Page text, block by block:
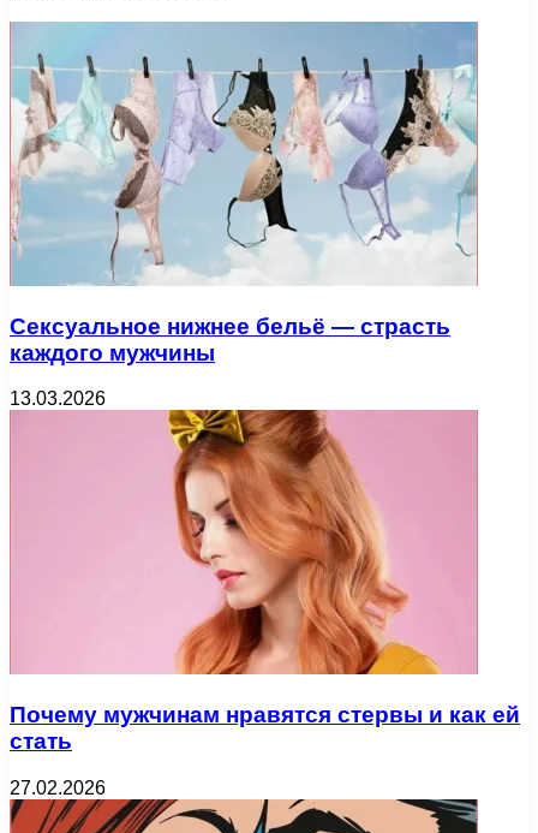
Сексуальное нижнее бельё — страсть
каждого мужчины
13.03.2026
Почему мужчинам нравятся стервы и как ей
стать
27.02.2026